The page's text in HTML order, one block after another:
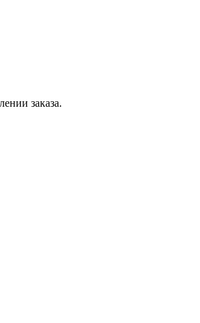
заказа.